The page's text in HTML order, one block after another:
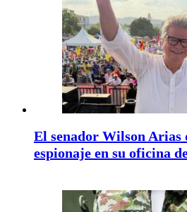
El senador Wilson Arias
espionaje en su oficina